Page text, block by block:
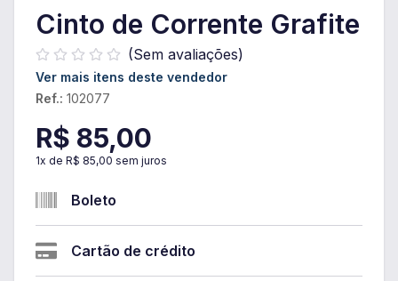
Cinto de Corrente Grafite
(Sem avaliações)
Ver mais itens deste vendedor
Ref.: 102077
R$ 85,00
1x de R$ 85,00 sem juros
Boleto
Cartão de crédito